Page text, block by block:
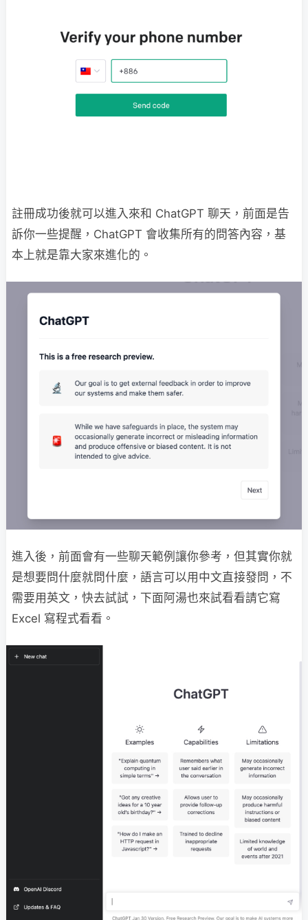
註冊成功後就可以進入來和 ChatGPT 聊天，前面是告
訴你一些提醒，ChatGPT 會收集所有的問答內容，基
本上就是靠大家來進化的。
進入後，前面會有一些聊天範例讓你參考，但其實你就
是想要問什麼就問什麼，語言可以用中文直接發問，不
需要用英文，快去試試，下面阿湯也來試看看請它寫
Excel 寫程式看看。